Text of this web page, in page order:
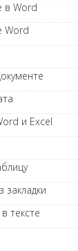
в Word
Word
и Excel
закладки
тексте